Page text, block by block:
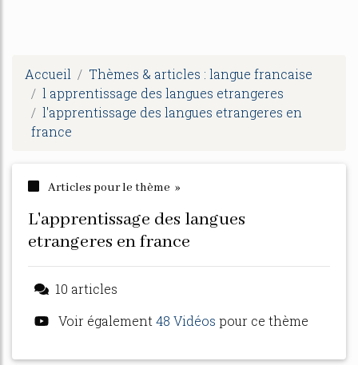
Accueil
Thèmes & articles : langue francaise
l apprentissage des langues etrangeres
l'apprentissage des langues etrangeres en
france
Articles pour le thème »
l'apprentissage des langues
etrangeres en france
10 articles
Voir également 48 Vidéos pour ce thème